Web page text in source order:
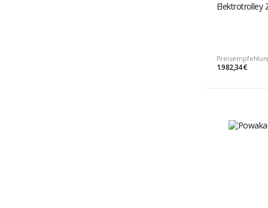
Elektrotrolley
1.982,34 €